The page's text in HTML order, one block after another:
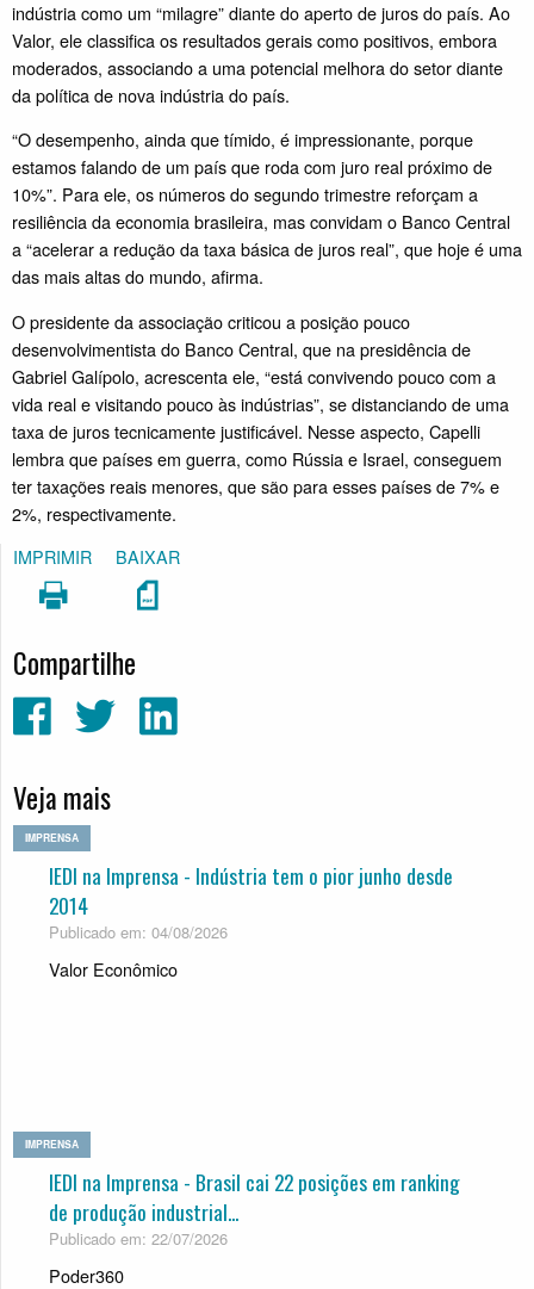
indústria como um “milagre” diante do aperto de juros do país. Ao
Valor, ele classifica os resultados gerais como positivos, embora
moderados, associando a uma potencial melhora do setor diante
da política de nova indústria do país.
“O desempenho, ainda que tímido, é impressionante, porque
estamos falando de um país que roda com juro real próximo de
10%”. Para ele, os números do segundo trimestre reforçam a
resiliência da economia brasileira, mas convidam o Banco Central
a “acelerar a redução da taxa básica de juros real”, que hoje é uma
das mais altas do mundo, afirma.
O presidente da associação criticou a posição pouco
desenvolvimentista do Banco Central, que na presidência de
Gabriel Galípolo, acrescenta ele, “está convivendo pouco com a
vida real e visitando pouco às indústrias”, se distanciando de uma
taxa de juros tecnicamente justificável. Nesse aspecto, Capelli
lembra que países em guerra, como Rússia e Israel, conseguem
ter taxações reais menores, que são para esses países de 7% e
2%, respectivamente.
IMPRIMIR
BAIXAR
Compartilhe
Veja mais
IMPRENSA
IEDI na Imprensa - Indústria tem o pior junho desde
2014
Publicado em: 04/08/2026
Valor Econômico
IMPRENSA
IEDI na Imprensa - Brasil cai 22 posições em ranking
de produção industrial...
Publicado em: 22/07/2026
Poder360